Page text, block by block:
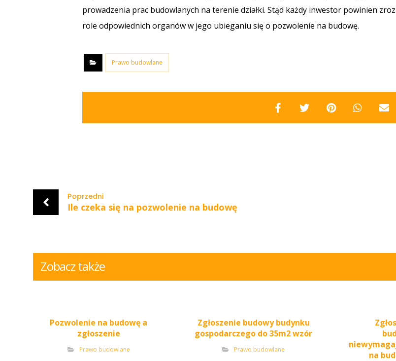
prowadzenia prac budowlanych na terenie działki. Stąd każdy inwestor powinien
role odpowiednich organów w jego ubieganiu się o pozwolenie na budowę.
Prawo budowlane
Poprzedni
Ile czeka się na pozwolenie na budowę
Zobacz także
Pozwolenie na budowę a
zgłoszenie
Prawo budowlane
Zgłoszenie budowy budynku
gospodarczego do 35m2 wzór
Prawo budowlane
na